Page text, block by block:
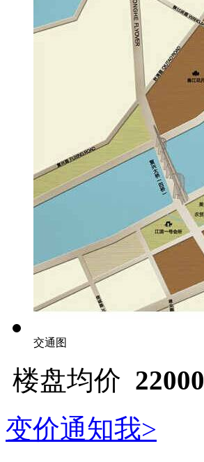
交通图
楼盘均价 22000
变价通知我>